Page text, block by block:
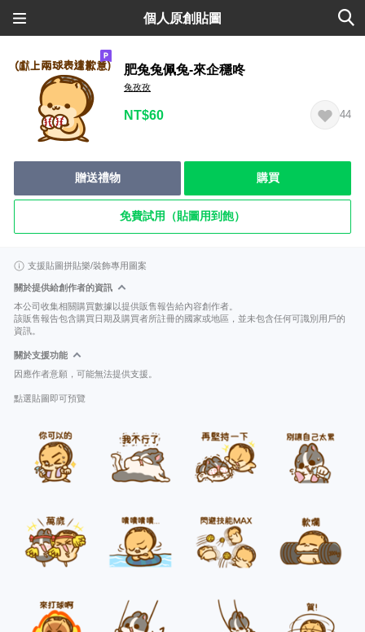
個人原創貼圖
肥兔兔佩兔-來企穩咚
兔孜孜
NT$60 44
贈送禮物 購買
免費試用（貼圖用到飽）
支援貼圖拼貼樂/裝飾專用圖案
關於提供給創作者的資訊
本公司收集相關購買數據以提供販售報告給內容創作者。
該販售報告包含購買日期及購買者所註冊的國家或地區，並未包含任何可識別用戶的
資訊。
關於支援功能
因應作者意願，可能無法提供支援。
點選貼圖即可預覽